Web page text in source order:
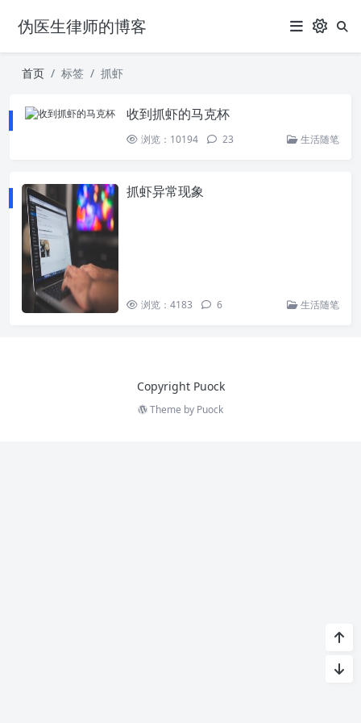
伪医生律师的博客
首页 标签 抓虾
收到抓虾的马克杯
浏览：10194 23 生活随笔
抓虾异常现象
浏览：4183 6 生活随笔
Copyright Puock
Theme by Puock